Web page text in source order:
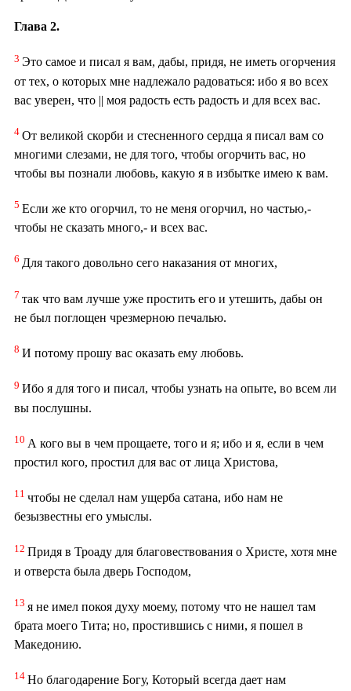
Глава 2.
3 Это самое и писал я вам, дабы, придя, не иметь огорчения
от тех, о которых мне надлежало радоваться: ибо я во всех
вас уверен, что || моя радость есть радость и для всех вас.
4 От великой скорби и стесненного сердца я писал вам со
многими слезами, не для того, чтобы огорчить вас, но
чтобы вы познали любовь, какую я в избытке имею к вам.
5 Если же кто огорчил, то не меня огорчил, но частью,-
чтобы не сказать много,- и всех вас.
6 Для такого довольно сего наказания от многих,
7 так что вам лучше уже простить его и утешить, дабы он
не был поглощен чрезмерною печалью.
8 И потому прошу вас оказать ему любовь.
9 Ибо я для того и писал, чтобы узнать на опыте, во всем ли
вы послушны.
10 А кого вы в чем прощаете, того и я; ибо и я, если в чем
простил кого, простил для вас от лица Христова,
11 чтобы не сделал нам ущерба сатана, ибо нам не
безызвестны его умыслы.
12 Придя в Троаду для благовествования о Христе, хотя мне
и отверста была дверь Господом,
13 я не имел покоя духу моему, потому что не нашел там
брата моего Тита; но, простившись с ними, я пошел в
Македонию.
14 Но благодарение Богу, Который всегда дает нам